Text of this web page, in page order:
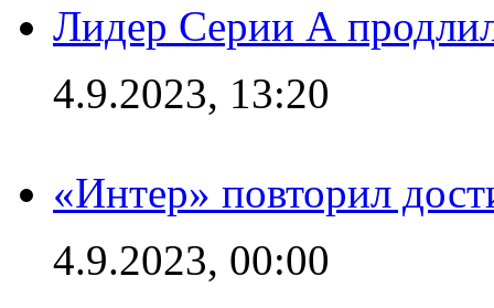
Лидер Серии А
4.9.2023, 13:20
«Интер» повторил
4.9.2023, 00:00